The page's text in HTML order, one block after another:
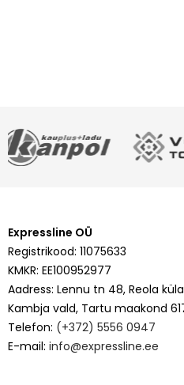
Expressline OÜ
Registrikood: 11075633
KMKR: EE100952977
Aadress: Lennu tn 48, Reola
Kambja vald, Tartu maakond
Telefon: (+372) 5556 0947
E-mail: info@expressline.ee